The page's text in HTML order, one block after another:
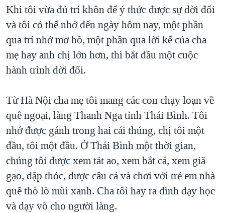
Khi tôi vừa đủ trí khôn để ý thức được sự dời đổi
và tôi có thể nhớ đến ngày hôm nay, một phần
qua trí nhớ mơ hồ, một phần qua lời kể của cha
mẹ hay anh chị lớn hơn, thì bắt đầu một cuộc
hành trình dời đổi.
Từ Hà Nội cha mẹ tôi mang các con chạy loạn về
quê ngoại, làng Thanh Nga tỉnh Thái Bình. Tôi
nhớ được gánh trong hai cái thúng, chị tôi một
đầu, tôi một đầu. Ở Thái Bình một thời gian,
chúng tôi được xem tát ao, xem bắt cá, xem giã
gạo, đập thóc, được câu cá và chơi với trẻ em nhà
quê thò lò mũi xanh. Cha tôi hay ra đình dạy học
và dạy võ cho người làng.